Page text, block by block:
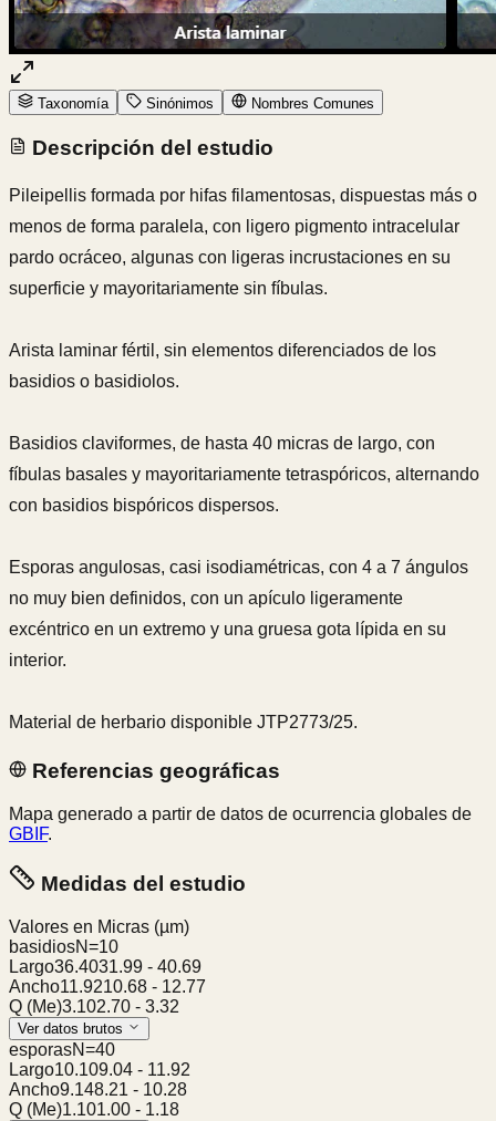
Taxonomía Sinónimos Nombres Comunes
Descripción del estudio
Pileipellis formada por hifas filamentosas, dispuestas más o
menos de forma paralela, con ligero pigmento intracelular
pardo ocráceo, algunas con ligeras incrustaciones en su
superficie y mayoritariamente sin fíbulas.
Arista laminar fértil, sin elementos diferenciados de los
basidios o basidiolos.
Basidios claviformes, de hasta 40 micras de largo, con
fíbulas basales y mayoritariamente tetraspóricos, alternando
con basidios bispóricos dispersos.
Esporas angulosas, casi isodiamétricas, con 4 a 7 ángulos
no muy bien definidos, con un apículo ligeramente
excéntrico en un extremo y una gruesa gota lípida en su
interior.
Material de herbario disponible JTP2773/25.
Referencias geográficas
Mapa generado a partir de datos de ocurrencia globales de
GBIF.
Medidas del estudio
Valores en Micras (µm)
basidiosN=10
Largo36.4031.99 - 40.69
Ancho11.9210.68 - 12.77
Q (Me)3.102.70 - 3.32
Ver datos brutos
esporasN=40
Largo10.109.04 - 11.92
Ancho9.148.21 - 10.28
Q (Me)1.101.00 - 1.18